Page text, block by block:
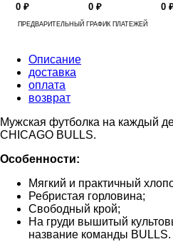
0 ₽ 0 ₽ 0
ПРЕДВАРИТЕЛЬНЫЙ ГРАФИК ПЛАТЕЖЕЙ
Описание
доставка
оплата
возврат
Мужская футболка на каждый
CHICAGO BULLS.
Особенности:
Мягкий и практичный
Ребристая горловина;
Свободный крой;
На груди вышитый
название команды BULLS.